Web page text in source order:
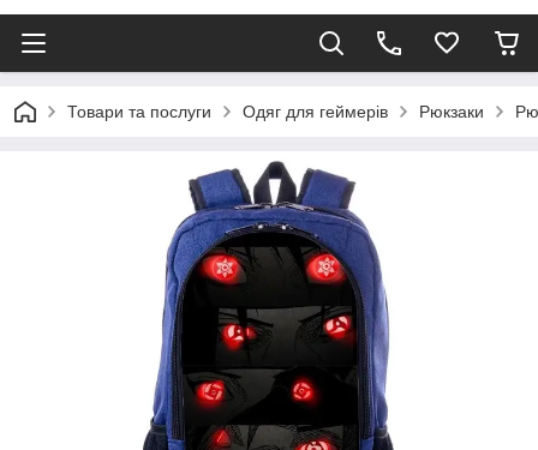
Товари та послуги Одяг для геймерів Рюкзаки